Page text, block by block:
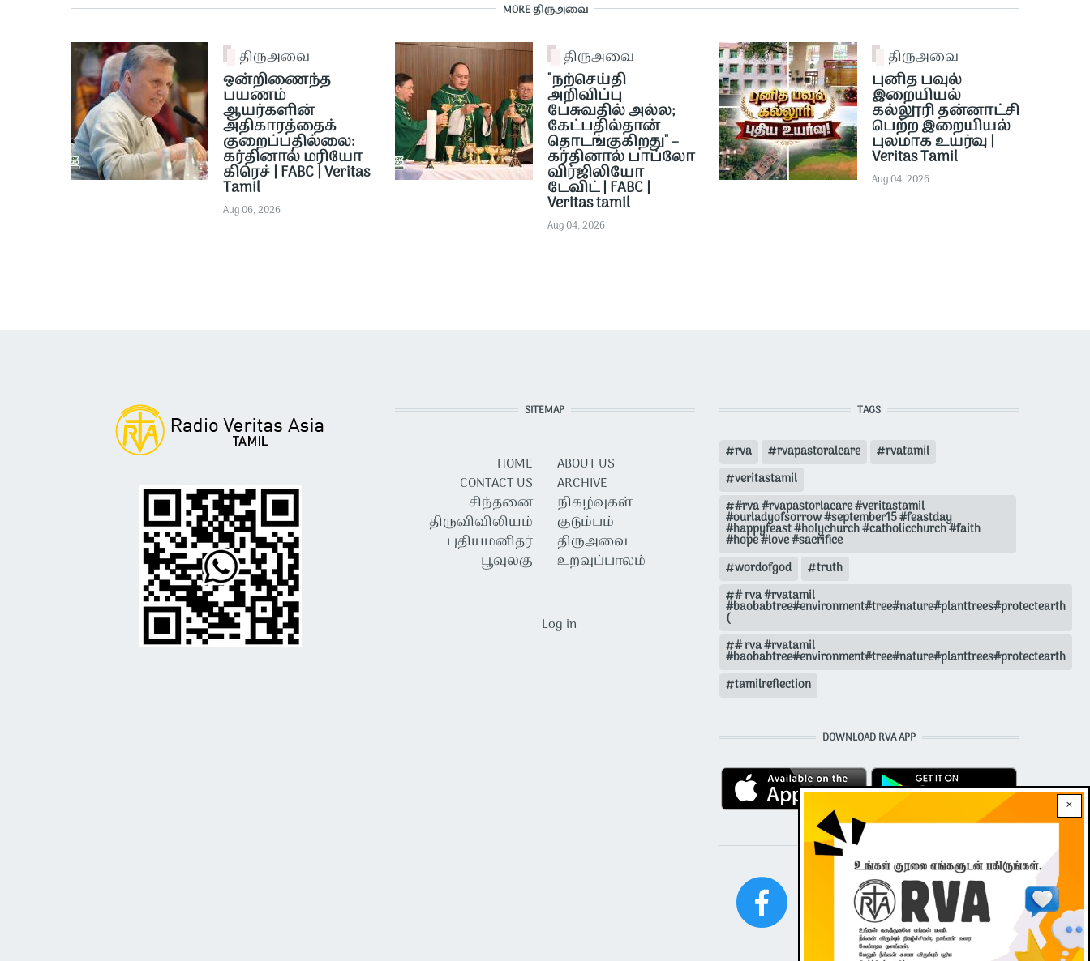
MORE திருஅவை
திருஅவை
ஒன்றிணைந்த
பயணம்
ஆயர்களின்
அதிகாரத்தைக்
குறைப்பதில்லை:
கர்தினால் மரியோ
கிரெச் | FABC | Veritas
Tamil
Aug 06, 2026
திருஅவை
"நற்செய்தி
அறிவிப்பு
பேசுவதில் அல்ல;
கேட்பதில்தான்
தொடங்குகிறது" –
கர்தினால் பாப்லோ
விர்ஜிலியோ
டேவிட் | FABC |
Veritas tamil
Aug 04, 2026
திருஅவை
புனித பவுல்
இறையியல்
கல்லூரி தன்னாட்சி
பெற்ற இறையியல்
புலமாக உயர்வு |
Veritas Tamil
Aug 04, 2026
×
SITEMAP
HOME
CONTACT US
சிந்தனை
திருவிவிலியம்
புதியமனிதர்
பூவுலகு
ABOUT US
ARCHIVE
நிகழ்வுகள்
குடும்பம்
திருஅவை
உறவுப்பாலம்
Log in
TAGS
rva rvapastoralcare
rvatamil
veritastamil
#rva #rvapastorlacare #veritastamil
#ourladyofsorrow #september15 #feastday
#happyfeast #holychurch #catholicchurch #faith
#hope #love #sacrifice
wordofgod
truth
# rva #rvatamil
#baobabtree#environment#tree#nature#planttrees#protectearth
(
# rva #rvatamil
#baobabtree#environment#tree#nature#planttrees#protectearth
tamilreflection
DOWNLOAD RVA APP
STAY CONNECTED WITH US!